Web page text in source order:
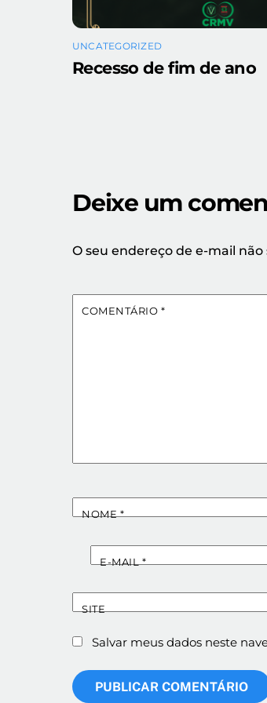
UNCATEGORIZED
Recesso de fim de ano
Deixe um
O seu endereço de e-mail não
COMENTÁRIO *
NOME*
E-MAIL*
SITE
Salvar meus dados neste